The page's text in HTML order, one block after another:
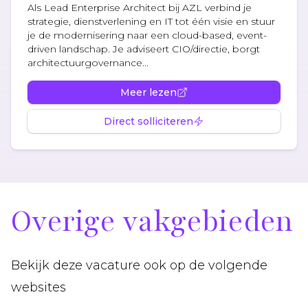
Als Lead Enterprise Architect bij AZL verbind je
strategie, dienstverlening en IT tot één visie en stuur
je de modernisering naar een cloud-based, event-
driven landschap. Je adviseert CIO/directie, borgt
architectuurgovernance...
Meer lezen
Direct solliciteren
Overige vakgebieden
Bekijk deze vacature ook op de volgende
websites